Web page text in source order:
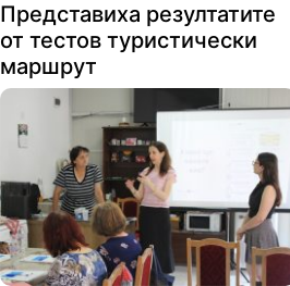
Представиха резултатите
от тестов туристически
маршрут